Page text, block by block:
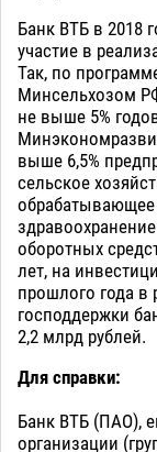
Банк ВТБ в 2018
участие в
Так, по
Минсельхозом
не выше 5%
выше 6,5%
сельское
обрабатывающее
оборотных
лет, на
прошлого года в
господдержки
2,2 млрд рублей.
Для справки:
Банк ВТБ (ПАО),
организации